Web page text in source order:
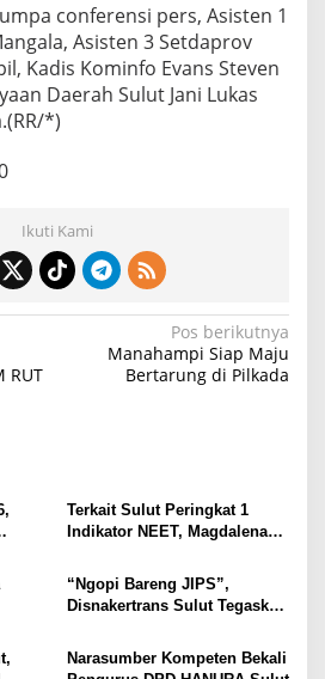
conferensi pers, Asisten 1
Asisten 3 Setdaprov
Kadis Kominfo Evans Steven
Daerah Sulut Jani Lukas
*)
Ikuti Kami
RUT
Pos berikutnya
Manahampi Siap Maju
Bertarung di Pilkada
di
di
Terkait Sulut Peringkat 1
Indikator NEET, Magdalena
Secara Proposional, Agar
Tidak Timbul Persepsi Keliru
“Ngopi Bareng JIPS”,
Disnakertrans Sulut Tegaskan
Pekerja dari Ancaman PHK
Narasumber Kompeten Bekali